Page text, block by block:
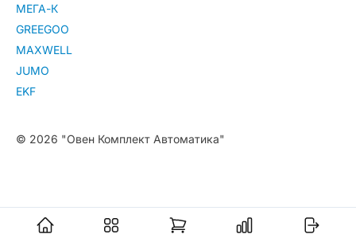
МЕГА-К
GREEGOO
MAXWELL
JUMO
EKF
© 2026 "Овен Комплект Автоматика"